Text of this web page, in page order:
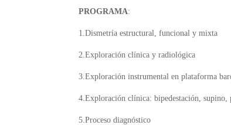
PROGRAMA:
1.Dismetría estructural, funcional y mixta
2.Exploración clínica y radiológica
3.Exploración instrumental en plataforma
4.Exploración clínica: bipedestación, supino,
5.Proceso diagnóstico